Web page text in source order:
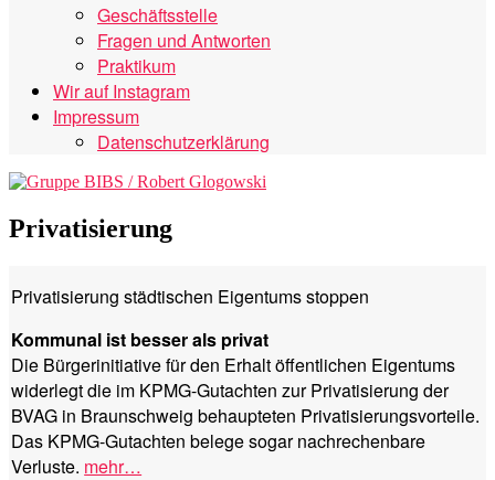
Geschäftsstelle
Fragen und Antworten
Praktikum
Wir auf Instagram
Impressum
Datenschutzerklärung
Privatisierung
Privatisierung städtischen Eigentums stoppen
Kommunal ist besser als privat
Die Bürgerinitiative für den Erhalt öffentlichen Eigentums
widerlegt die im KPMG-Gutachten zur Privatisierung der
BVAG in Braunschweig behaupteten Privatisierungsvorteile.
Das KPMG-Gutachten belege sogar nachrechenbare
Verluste. mehr…